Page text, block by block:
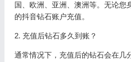
国、欧洲、亚洲、澳洲等。无论您
的抖音钻石账户充值。
2. 充值后钻石多久到账？
通常情况下，充值后的钻石会在几